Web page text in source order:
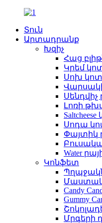
Տուն
Արտադրանք
Խզիչ
Հաց
Կրեմ
Սոխ
Վարսակի
Լոռի
Սոդա
Փայտիկ
Water
Կոնֆետ
Candy
Gummy
Մրգերի